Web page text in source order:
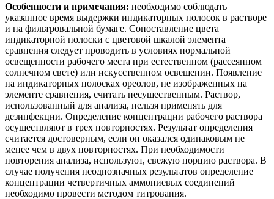
Особенности и примечания: необходимо соблюдать
указанное время выдержки индикаторных полосок в растворе
и на фильтровальной бумаге. Сопоставление цвета
индикаторной полоски с цветовой шкалой элемента
сравнения следует проводить в условиях нормальной
освещенности рабочего места при естественном (рассеянном
солнечном свете) или искусственном освещении. Появление
на индикаторных полосках ореолов, не изображенных на
элементе сравнения, считать несущественным. Раствор,
использованный для анализа, нельзя применять для
дезинфекции. Определение концентрации рабочего раствора
осуществляют в трех повторностях. Результат определения
считается достоверным, если он оказался одинаковым не
менее чем в двух повторностях. При необходимости
повторения анализа, используют, свежую порцию раствора. В
случае получения неоднозначных результатов определение
концентрации четвертичных аммониевых соединений
необходимо провести методом титрования.